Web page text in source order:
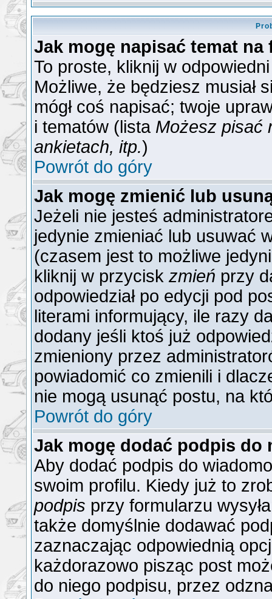
Jak mogę napisać temat na
To proste, kliknij w
Możliwe, że będziesz musiał
mógł coś napisać; twoje
i tematów (lista Możesz pisać
ankietach, itp.)
Powrót do góry
Jak mogę zmienić lub
Jeżeli nie jesteś
jedynie zmieniać lub usuwać
(czasem jest to możliwe
kliknij w przycisk zmień przy
odpowiedział po edycji pod
literami informujący, ile razy
dodany jeśli ktoś już
zmieniony przez
powiadomić co zmienili i
nie mogą usunąć postu, na
Powrót do góry
Jak mogę dodać podpis do
Aby dodać podpis do
swoim profilu. Kiedy już to
podpis przy formularzu
także domyślnie dodawać
zaznaczając odpowiednią
każdorazowo pisząc post
do niego podpisu, przez